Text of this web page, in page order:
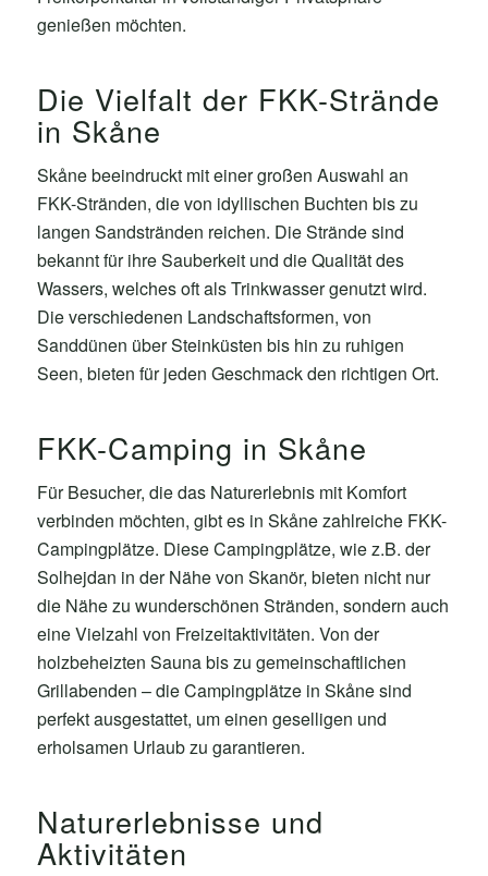
genießen möchten.
Die Vielfalt der FKK-Strände
in Skåne
Skåne beeindruckt mit einer großen Auswahl an
FKK-Stränden, die von idyllischen Buchten bis zu
langen Sandstränden reichen. Die Strände sind
bekannt für ihre Sauberkeit und die Qualität des
Wassers, welches oft als Trinkwasser genutzt wird.
Die verschiedenen Landschaftsformen, von
Sanddünen über Steinküsten bis hin zu ruhigen
Seen, bieten für jeden Geschmack den richtigen Ort.
FKK-Camping in Skåne
Für Besucher, die das Naturerlebnis mit Komfort
verbinden möchten, gibt es in Skåne zahlreiche FKK-
Campingplätze. Diese Campingplätze, wie z.B. der
Solhejdan in der Nähe von Skanör, bieten nicht nur
die Nähe zu wunderschönen Stränden, sondern auch
eine Vielzahl von Freizeitaktivitäten. Von der
holzbeheizten Sauna bis zu gemeinschaftlichen
Grillabenden – die Campingplätze in Skåne sind
perfekt ausgestattet, um einen geselligen und
erholsamen Urlaub zu garantieren.
Naturerlebnisse und
Aktivitäten